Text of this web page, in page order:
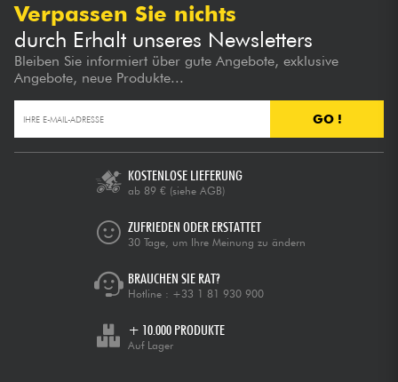
Verpassen Sie nichts
durch Erhalt unseres Newsletters
Bleiben Sie informiert über gute Angebote, exklusive
Angebote, neue Produkte...
GO !
KOSTENLOSE LIEFERUNG
ab 89 € (siehe AGB)
ZUFRIEDEN ODER ERSTATTET
30 Tage, um Ihre Meinung zu ändern
BRAUCHEN SIE RAT?
Hotline : +33 1 81 930 900
+ 10.000 PRODUKTE
Auf Lager